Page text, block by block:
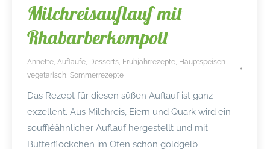
Milchreisauflauf mit
Rhabarberkompott
Annette Aufläufe Desserts Frühjahrrezepte Hauptspeisen
vegetarisch Sommerrezepte
Das Rezept für diesen süßen Auflauf ist ganz
exzellent. Aus Milchreis, Eiern und Quark wird ein
souffléähnlicher Auflauf hergestellt und mit
Butterflöckchen im Ofen schön goldgelb